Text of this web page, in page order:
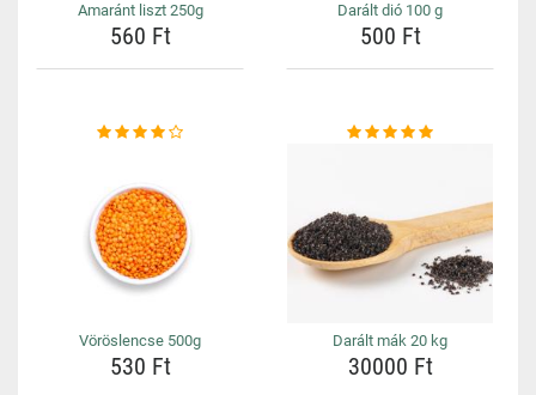
Amaránt liszt 250g
560 Ft
Darált dió 100 g
500 Ft
Vöröslencse 500g
530 Ft
Darált mák 20 kg
30000 Ft